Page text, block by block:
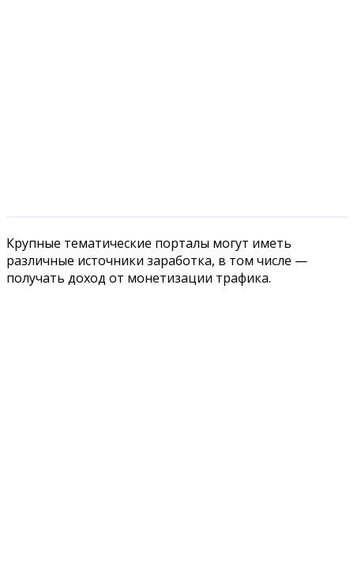
Крупные тематические порталы могут иметь
различные источники заработка, в том числе —
получать доход от монетизации трафика.